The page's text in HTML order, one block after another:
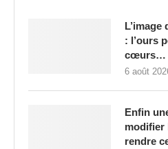
: l’ours
cœurs…
6 août
Enfin
modifier
rendre